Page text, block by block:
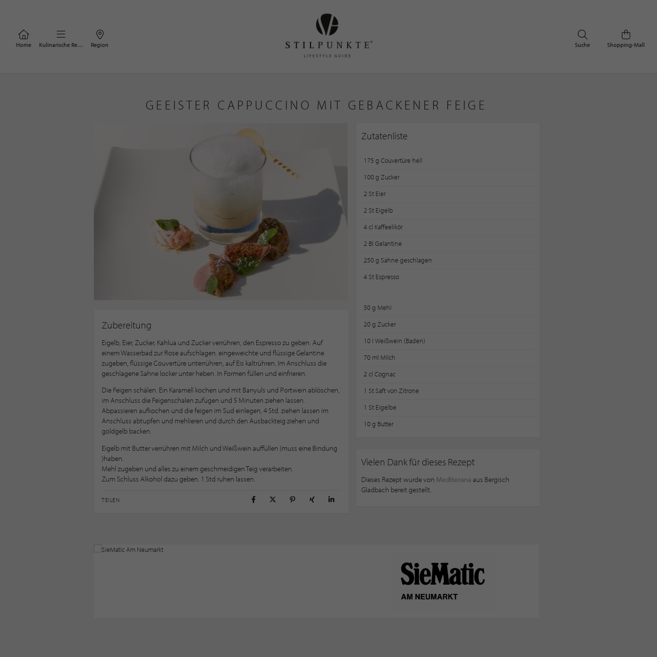
Home Kulinarische Rezepte Region Shopping-Mall
Suche
GEEISTER CAPPUCCINO MIT GEBACKENER FEIGE
Zubereitung
Eigelb, Eier, Zucker, Kahlua und Zucker verrühren, den Espresso zu geben. Auf
einem Wasserbad zur Rose aufschlagen. eingeweichte und flüssige Gelantine
zugeben, flüssige Couvertüre unterrühren, auf Eis kaltrühren. Im Anschluss die
geschlagene Sahne locker unter heben. In Formen füllen und einfrieren.
Die Feigen schälen. Ein Karamell kochen und mit Banyuls und Portwein ablöschen,
im Anschluss die Feigenschalen zufügen und 5 Minuten ziehen lassen.
Abpassieren aufkochen und die feigen im Sud einlegen, 4 Std. ziehen lassen im
Anschluss abtupfen und mehlieren und durch den Ausbackteig ziehen und
goldgelb backen.
Eigelb mit Butter verrühren mit Milch und Weißwein auffüllen (muss eine Bindung
)haben.
Mehl zugeben und alles zu einem geschmeidigen Teig verarbeiten.
Zum Schluss Alkohol dazu geben. 1 Std ruhen lassen.
TEILEN
Zutatenliste
175 g Couvertüre hell
100 g Zucker
2 St Eier
2 St Eigelb
4 cl Kaffeelikör
2 Bl Gelantine
250 g Sahne geschlagen
4 St Espresso
50 g Mehl
20 g Zucker
10 l Weißwein (Baden)
70 ml Milch
2 cl Cognac
1 St Saft von Zitrone
1 St Eigelbe
10 g Butter
Vielen Dank für dieses Rezept
Dieses Rezept wurde von Mediterana aus Bergisch
Gladbach bereit gestellt.